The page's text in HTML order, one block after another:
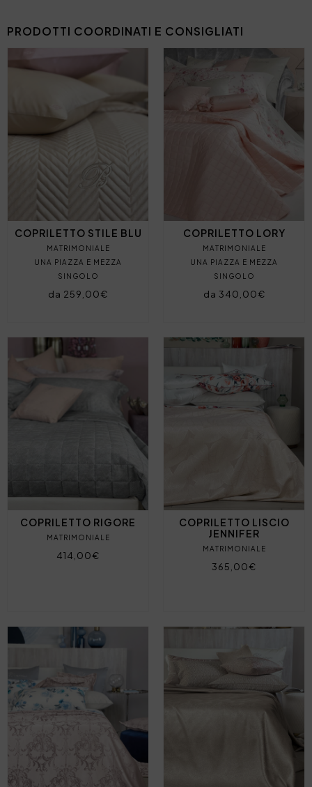
PRODOTTI COORDINATI E CONSIGLIATI
COPRILETTO STILE BLU
MATRIMONIALE
UNA PIAZZA E MEZZA
SINGOLO
da 259,00€
COPRILETTO LORY
MATRIMONIALE
UNA PIAZZA E MEZZA
SINGOLO
da 340,00€
COPRILETTO RIGORE
MATRIMONIALE
414,00€
COPRILETTO LISCIO
JENNIFER
MATRIMONIALE
365,00€